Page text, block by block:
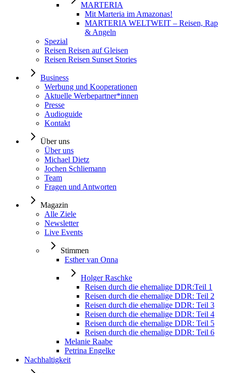
MARTERIA
Mit Marteria im Amazonas!
MARTERIA WELTWEIT – Reisen, Rap
& Angeln
Spezial
Reisen Reisen auf Gleisen
Reisen Reisen Sunset Stories
Business
Werbung und Kooperationen
Aktuelle Werbepartner*innen
Presse
Audioguide
Kontakt
Über uns
Über uns
Michael Dietz
Jochen Schliemann
Team
Fragen und Antworten
Magazin
Alle Ziele
Newsletter
Live Events
Stimmen
Esther van Onna
Holger Raschke
Reisen durch die ehemalige DDR:Teil 1
Reisen durch die ehemalige DDR: Teil 2
Reisen durch die ehemalige DDR: Teil 3
Reisen durch die ehemalige DDR: Teil 4
Reisen durch die ehemalige DDR: Teil 5
Reisen durch die ehemalige DDR: Teil 6
Melanie Raabe
Petrina Engelke
Nachhaltigkeit